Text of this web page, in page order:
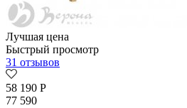
Лучшая цена
Быстрый просмотр
31 отзывов
58 190 Р
77 590